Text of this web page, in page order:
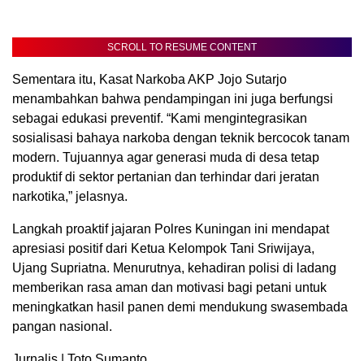
SCROLL TO RESUME CONTENT
Sementara itu, Kasat Narkoba AKP Jojo Sutarjo
menambahkan bahwa pendampingan ini juga berfungsi
sebagai edukasi preventif. “Kami mengintegrasikan
sosialisasi bahaya narkoba dengan teknik bercocok tanam
modern. Tujuannya agar generasi muda di desa tetap
produktif di sektor pertanian dan terhindar dari jeratan
narkotika,” jelasnya.
Langkah proaktif jajaran Polres Kuningan ini mendapat
apresiasi positif dari Ketua Kelompok Tani Sriwijaya,
Ujang Supriatna. Menurutnya, kehadiran polisi di ladang
memberikan rasa aman dan motivasi bagi petani untuk
meningkatkan hasil panen demi mendukung swasembada
pangan nasional.